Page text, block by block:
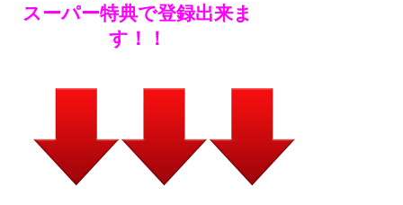
スーパー特典で登録出来ま
す！！